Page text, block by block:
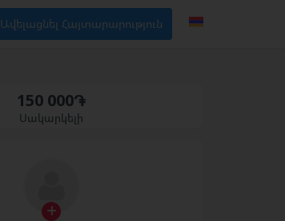
Ավելացնել Հայտարարություն
150 000֏
Սակարկելի